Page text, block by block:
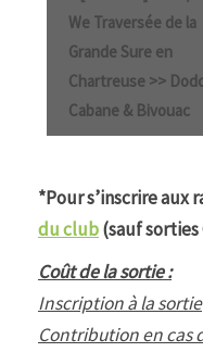
We Traversée de la
Grande Sure en
Chartreuse >>
Cabane & Bivouac
*Pour s’inscrire aux
du club(sauf sorties
Coût de la sortie :
Inscription à la sortie
Contribution en cas